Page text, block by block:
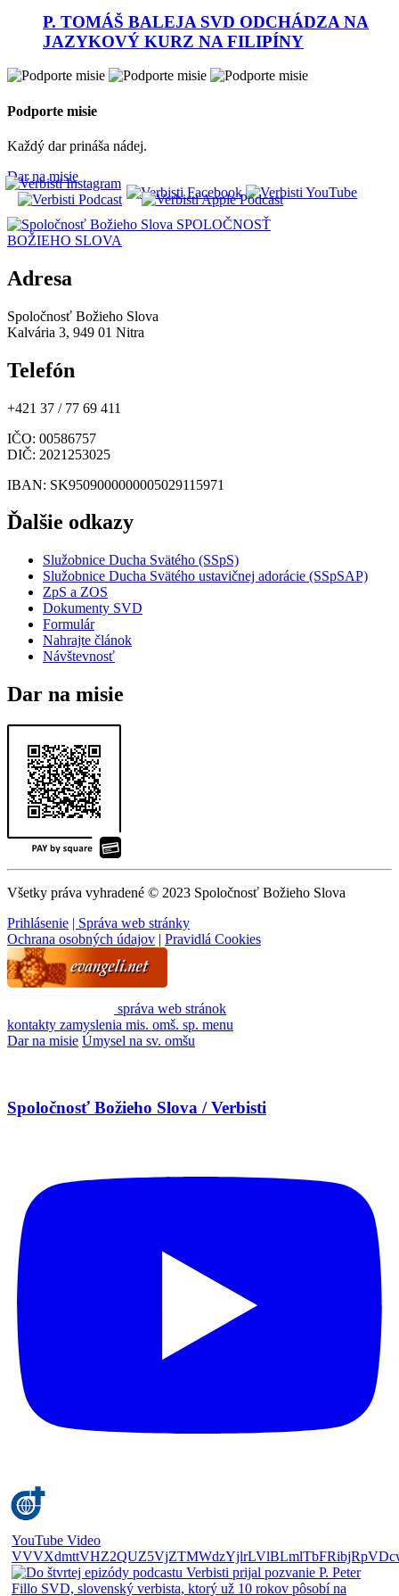
P. TOMÁŠ BALEJA SVD ODCHÁDZA NA
JAZYKOVÝ KURZ NA FILIPÍNY
Podporte misie
Každý dar prináša nádej.
Dar na misie
SPOLOČNOSŤ
BOŽIEHO SLOVA
Adresa
Spoločnosť Božieho Slova
Kalvária 3, 949 01 Nitra
Telefón
+421 37 / 77 69 411
IČO: 00586757
DIČ: 2021253025
IBAN: SK9509000000005029115971
Ďalšie odkazy
Služobnice Ducha Svätého (SSpS)
Služobnice Ducha Svätého ustavičnej adorácie (SSpSAP)
ZpS a ZOS
Dokumenty SVD
Formulár
Nahrajte článok
Návštevnosť
Dar na misie
Všetky práva vyhradené © 2023 Spoločnosť Božieho Slova
Prihlásenie | Správa web stránky
Ochrana osobných údajov | Pravidlá Cookies
správa web stránok
kontakty zamyslenia mis. omš. sp. menu
Dar na misie Úmysel na sv. omšu
Spoločnosť Božieho Slova / Verbisti
YouTube Video